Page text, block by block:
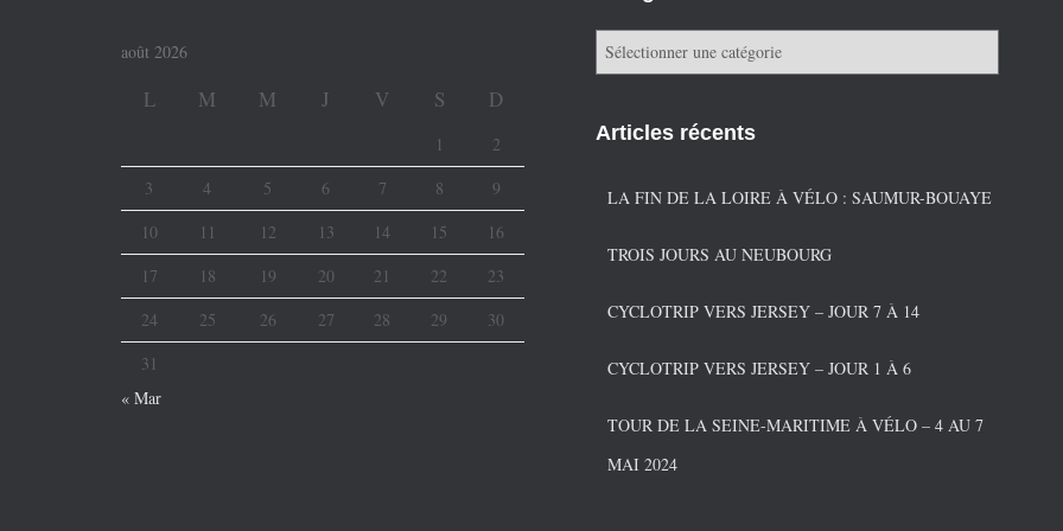
août 2026
L M M J V S D
1
2
3
4 5 6 7 8
9
10
11 12 13 14 15
16
17
18 19 20 21 22
23
24
25 26 27 28 29
30
31
« Mar
gArticles récents
LA FIN DE LA LOIRE À VÉLO : SAUMUR-BOUAYE
TROIS JOURS AU NEUBOURG
CYCLOTRIP VERS JERSEY – JOUR 7 À 14
CYCLOTRIP VERS JERSEY – JOUR 1 À 6
TOUR DE LA SEINE-MARITIME À VÉLO – 4 AU 7
MAI 2024